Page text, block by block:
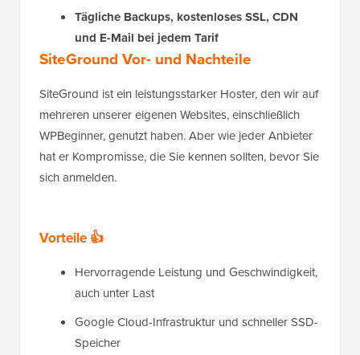
Tägliche Backups, kostenloses SSL, CDN
und E-Mail bei jedem Tarif
SiteGround Vor- und Nachteile
SiteGround ist ein leistungsstarker Hoster, den wir auf
mehreren unserer eigenen Websites, einschließlich
WPBeginner, genutzt haben. Aber wie jeder Anbieter
hat er Kompromisse, die Sie kennen sollten, bevor Sie
sich anmelden.
Vorteile 👍
Hervorragende Leistung und Geschwindigkeit,
auch unter Last
Google Cloud-Infrastruktur und schneller SSD-
Speicher